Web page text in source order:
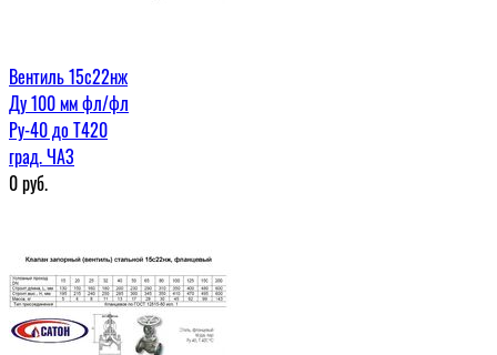
Вентиль 15с22нж
Ду 100 мм фл/фл
Ру-40 до Т420
град. ЧАЗ
0руб.